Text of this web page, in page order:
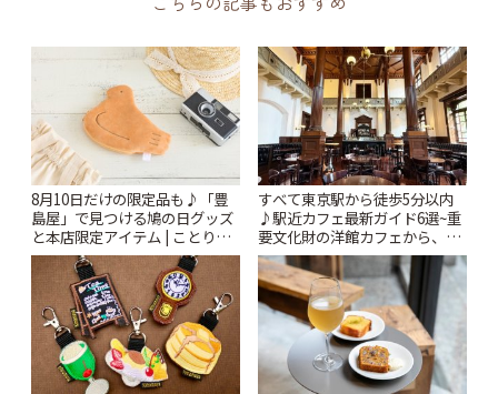
8月10日だけの限定品も♪「豊
島屋」で見つける鳩の日グッズ
と本店限定アイテム | ことりっ
ぷ
すべて東京駅から徒歩5分以内
♪駅近カフェ最新ガイド6選~重
要文化財の洋館カフェから、改
札すぐのレトロ喫茶まで~ | こと
りっぷ